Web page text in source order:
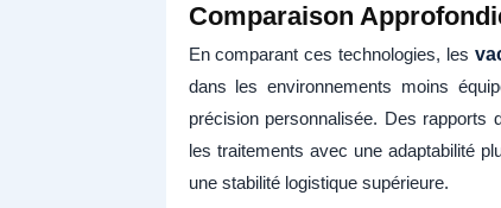
Comparaison
En comparant ces technologies, les
dans les environnements moins
précision personnalisée. Des rapports
les traitements avec une adaptabilité
une stabilité logistique supérieure.